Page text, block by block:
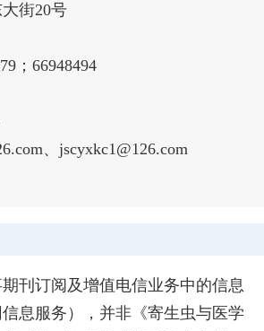
街20号
；66948494
、jscyxkc1@126.com
刊订阅及增值电信业务中的信息
息服务），并非《寄生虫与医学